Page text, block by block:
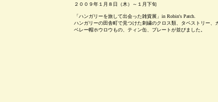
２００９年１月８日（木）～１月下旬
「ハンガリーを旅して出会った雑貨展」in Robin's Patch.
ハンガリーの田舎町で見つけた刺繍のクロス類、タペストリー、
ベレー帽ホウロウもの、ティン缶、プレートが並びました。